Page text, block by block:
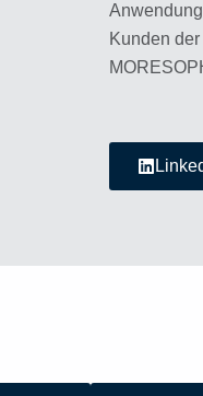
Kunden der